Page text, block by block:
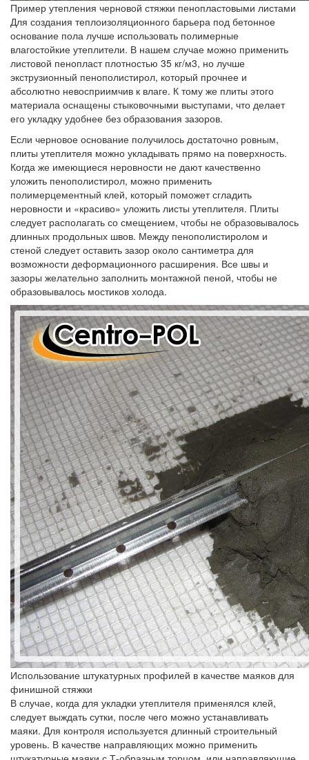
Пример утепления черновой стяжки пенопластовыми листами
Для создания теплоизоляционного барьера под бетонное
основание пола лучше использовать полимерные
влагостойкие утеплители. В нашем случае можно применить
листовой пенопласт плотностью 35 кг/м3, но лучше
экструзионный пенополистирол, который прочнее и
абсолютно невосприимчив к влаге. К тому же плиты этого
материала оснащены стыковочными выступами, что делает
его укладку удобнее без образования зазоров.
Если черновое основание получилось достаточно ровным,
плиты утеплителя можно укладывать прямо на поверхность.
Когда же имеющиеся неровности не дают качественно
уложить пенополистирол, можно применить
полимерцементный клей, который поможет сгладить
неровности и «красиво» уложить листы утеплителя. Плиты
следует располагать со смещением, чтобы не образовывалось
длинных продольных швов. Между пенополистиролом и
стеной следует оставить зазор около сантиметра для
возможности деформационного расширения. Все швы и
зазоры желательно заполнить монтажной пеной, чтобы не
образовывалось мостиков холода.
Использование штукатурных профилей в качестве маяков для
финишной стяжки
В случае, когда для укладки утеплителя применялся клей,
следует выждать сутки, после чего можно устанавливать
маяки. Для контроля используется длинный строительный
уровень. В качестве направляющих можно применить